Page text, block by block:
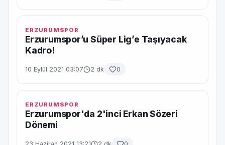
ERZURUMSPOR
Erzurumspor’u Süper Lig’e Taşıyacak
Kadro!
10 Eylül 2021 03:07 2 dk 0
ERZURUMSPOR
Erzurumspor'da 2'inci Erkan Sözeri
Dönemi